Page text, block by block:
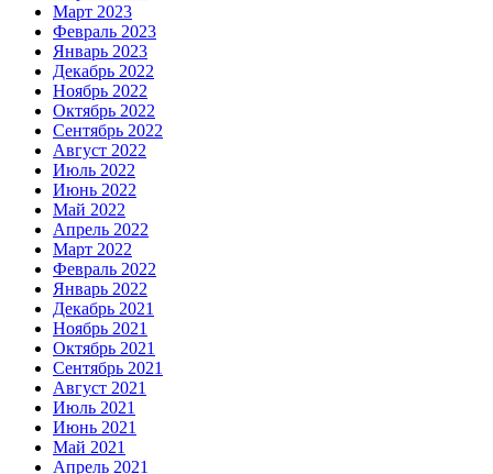
Март 2023
Февраль 2023
Январь 2023
Декабрь 2022
Ноябрь 2022
Октябрь 2022
Сентябрь 2022
Август 2022
Июль 2022
Июнь 2022
Май 2022
Апрель 2022
Март 2022
Февраль 2022
Январь 2022
Декабрь 2021
Ноябрь 2021
Октябрь 2021
Сентябрь 2021
Август 2021
Июль 2021
Июнь 2021
Май 2021
Апрель 2021